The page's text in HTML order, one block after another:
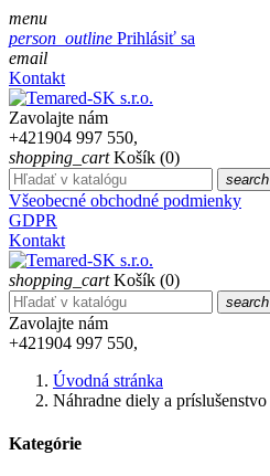
menu
person_outline Prihlásiť sa
email
Kontakt
Zavolajte nám
+421904 997 550,
shopping_cart Košík (0)
search
Všeobecné obchodné podmienky
GDPR
Kontakt
shopping_cart Košík (0)
search
Zavolajte nám
+421904 997 550,
Úvodná stránka
Náhradne diely a príslušenstvo
Kategórie